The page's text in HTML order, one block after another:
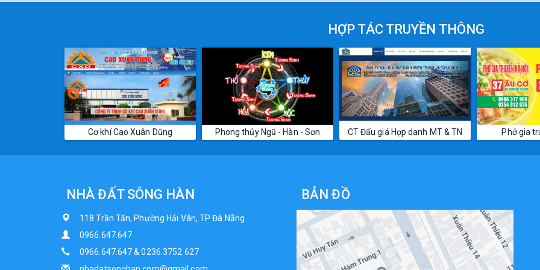
HỢP TÁC TRUYỀN THÔNG
Phong thủy Ngũ - Hàn - Sơn CT Đấu giá Hợp danh MT & TN Phở gia truyền Hà Nội Nhà đất
NHÀ ĐẤT SÔNG HÀN
118 Trần Tấn, Phường Hải Vân, TP Đà Nẵng
0966.647.647
0966.647.647 & 0236.3752.627
BẢN ĐỒ